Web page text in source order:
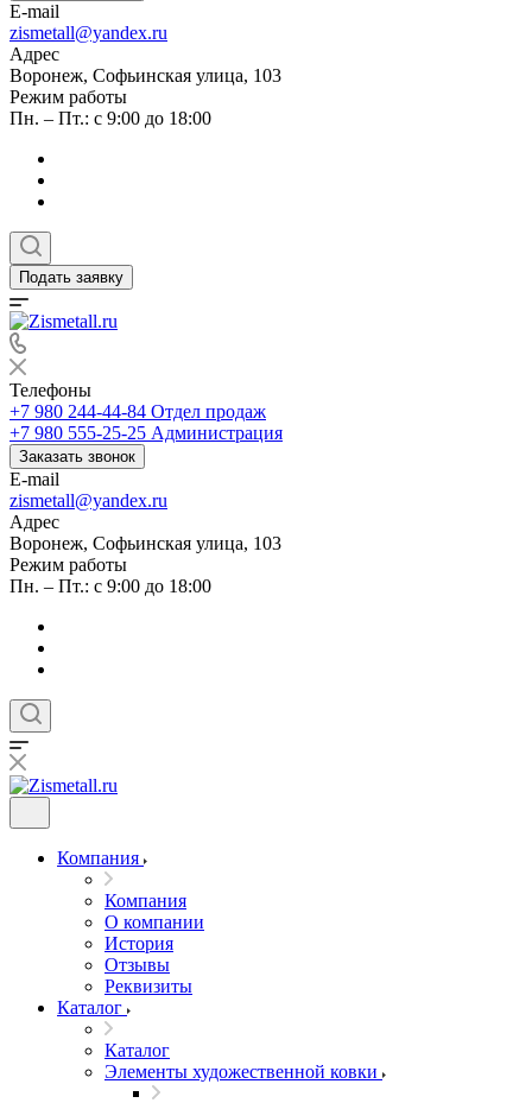
E-mail
zismetall@yandex.ru
Адрес
Воронеж, Софьинская улица, 103
Режим работы
Пн. – Пт.: с 9:00 до 18:00
Подать заявку
Телефоны
+7 980 244-44-84 Отдел продаж
+7 980 555-25-25 Администрация
Заказать звонок
E-mail
zismetall@yandex.ru
Адрес
Воронеж, Софьинская улица, 103
Режим работы
Пн. – Пт.: с 9:00 до 18:00
Компания
Компания
О компании
История
Отзывы
Реквизиты
Каталог
Каталог
Элементы художественной ковки